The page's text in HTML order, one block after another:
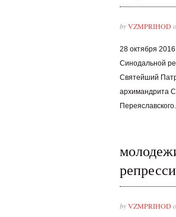
byVZMPRIHOD
28 октября
Синодальной
Святейший
архимандрита
Переяславского.
byVZMPRIHOD